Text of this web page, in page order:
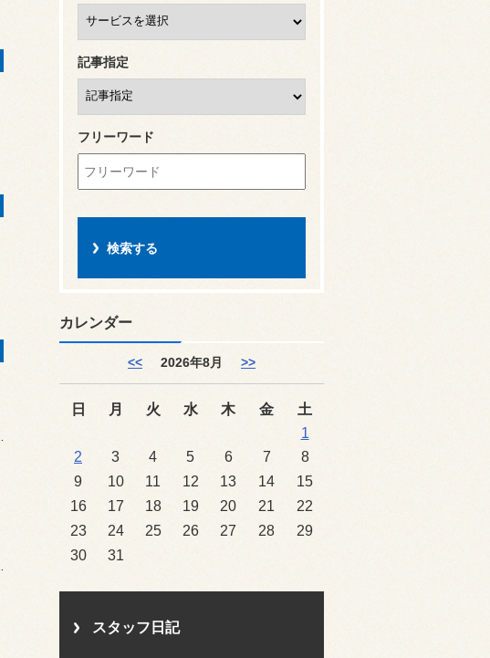
記事指定
フリーワード
カレンダー
<< 2026年8月 >>
日 月 火 水 木 金
土
1
2
3 4 5 6 7
8
9
10 11 12 13 14
15
16
17 18 19 20 21
22
23
24 25 26 27 28
29
30
31
スタッフ日記